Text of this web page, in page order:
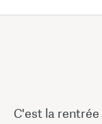
C'est la rentrée